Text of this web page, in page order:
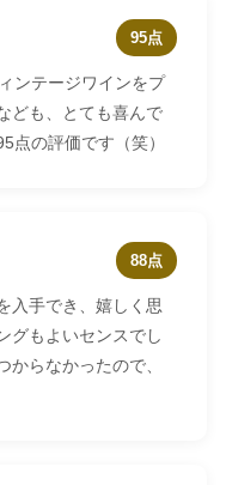
95点
ンテージワインをプ
ども、とても喜んで
点の評価です（笑）
88点
入手でき、嬉しく思
グもよいセンスでし
らなかったので、